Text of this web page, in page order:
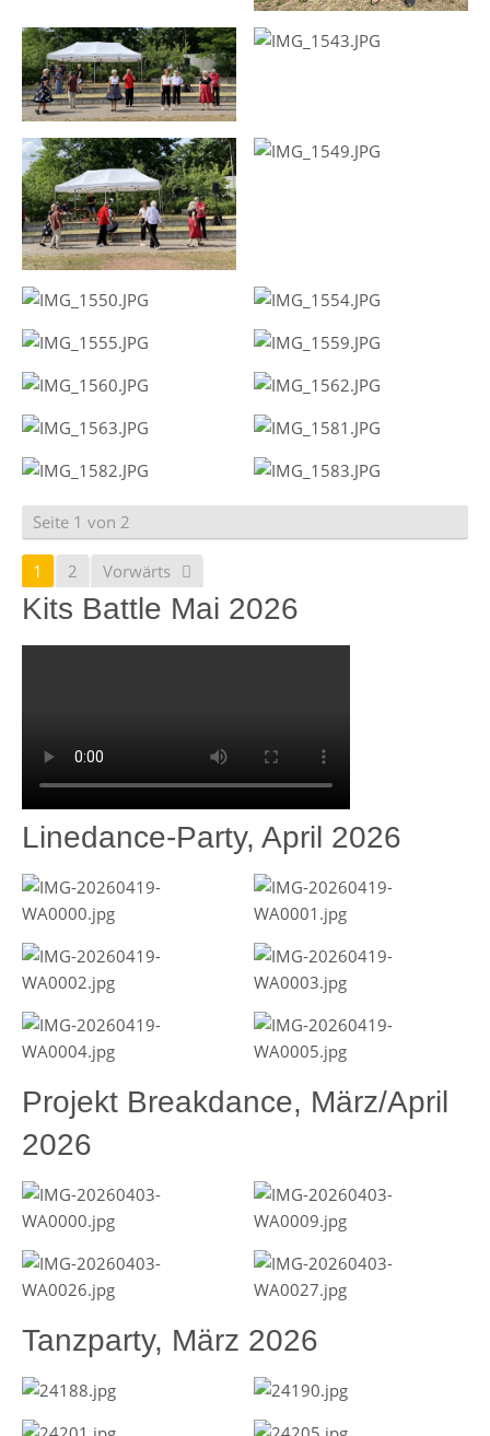
Seite 1 von 2
1 2 Vorwärts
Kits Battle Mai 2026
Linedance-Party, April 2026
Projekt Breakdance, März/April
2026
Tanzparty, März 2026